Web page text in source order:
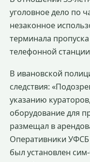
уголовное дело по
незаконное
терминала
телефонной
В ивановской
следствия:
указанию
оборудование для
размещал в
Оперативники УФСБ
был установлен